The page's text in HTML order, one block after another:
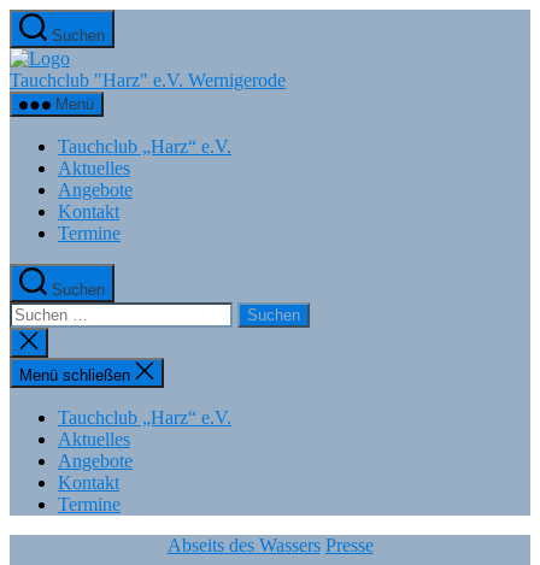
Zum
Inhalt
springen
Suchen
Tauchclub "Harz" e.V. Wernigerode
Menü
Tauchclub „Harz“ e.V.
Aktuelles
Angebote
Kontakt
Termine
Suchen
Suchen
nach:
Suche
schließen
Menü schließen
Tauchclub „Harz“ e.V.
Aktuelles
Angebote
Kontakt
Termine
Kategorien
Abseits des Wassers Presse